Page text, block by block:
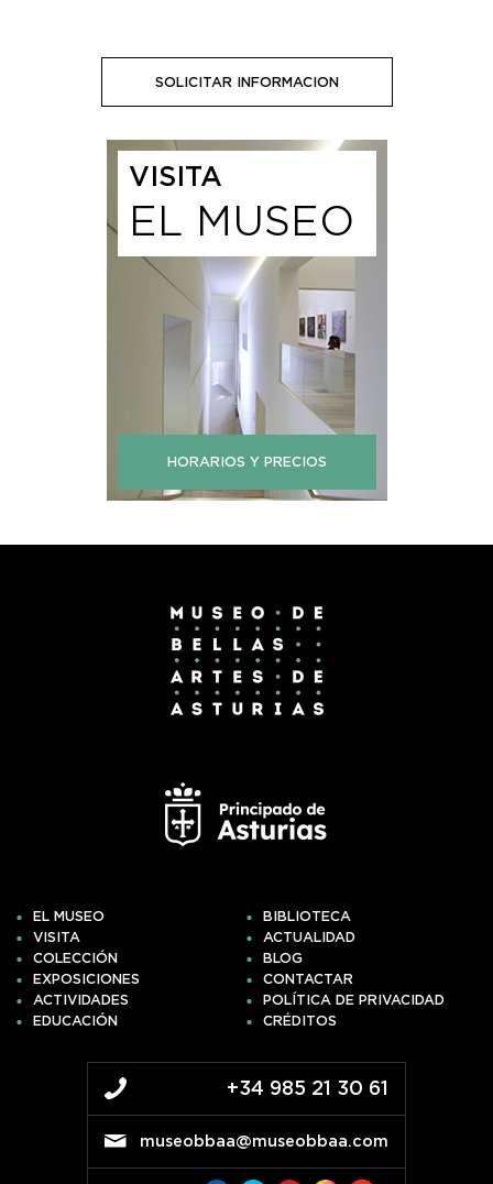
SOLICITAR INFORMACION
VISITA
EL MUSEO
HORARIOS Y PRECIOS
EL MUSEO
BIBLIOTECA
VISITA
ACTUALIDAD
COLECCIÓN
BLOG
EXPOSICIONES
CONTACTAR
ACTIVIDADES
POLÍTICA DE PRIVACIDAD
EDUCACIÓN
CRÉDITOS
+34 985 21 30 61
museobbaa@museobbaa.com